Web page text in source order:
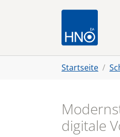
Startseite
digitale